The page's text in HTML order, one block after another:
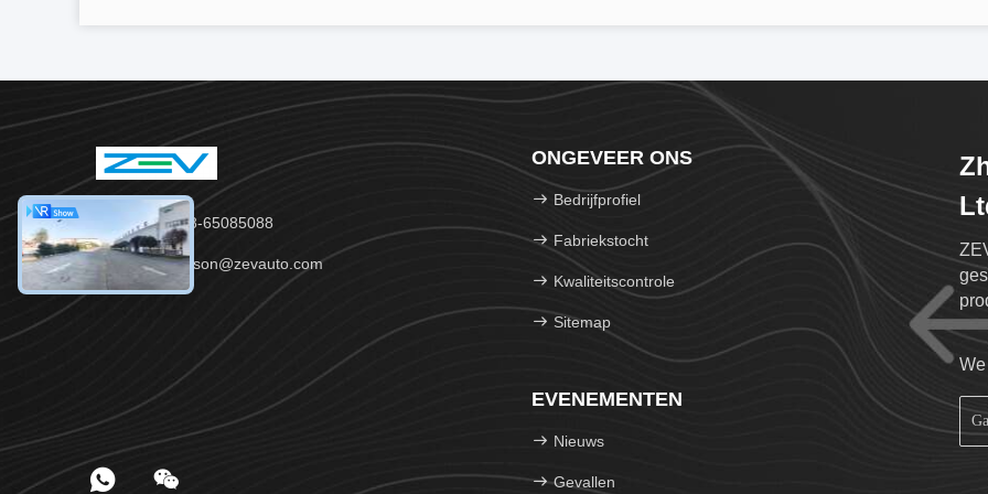
Tel.：86-28-65085088
E-mail：Jason@zevauto.com
ONGEVEER ONS
Bedrijfprofiel
Fabriekstocht
Kwaliteitscontrole
Sitemap
EVENEMENTEN
Nieuws
Gevallen